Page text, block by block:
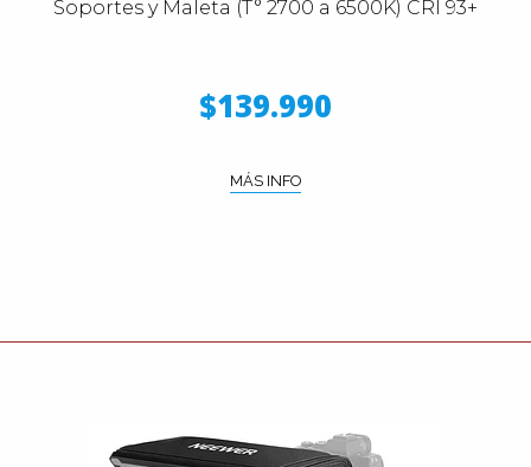
Soportes y Maleta (T° 2700 a 6500K) CRI 93+
$139.990
MÁS INFO